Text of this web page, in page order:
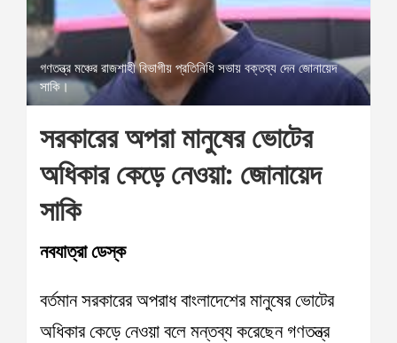
গণতন্ত্র মঞ্চের রাজশাহী বিভাগীয় প্রতিনিধি সভায় বক্তব্য দেন জোনায়েদ
সাকি।
সরকারের অপরা মানুষের ভোটের
অধিকার কেড়ে নেওয়া: জোনায়েদ
সাকি
নবযাত্রা ডেস্ক
বর্তমান সরকারের অপরাধ বাংলাদেশের মানুষের ভোটের
অধিকার কেড়ে নেওয়া বলে মন্তব্য করেছেন গণতন্ত্র